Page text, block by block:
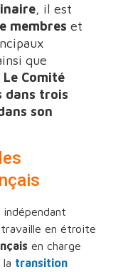
, il est
membres et
que
Le Comité
dans trois
son
en étroite
en charge
transition